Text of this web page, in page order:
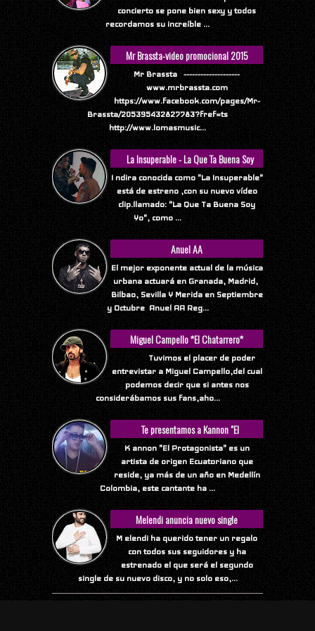
concierto se pone bien sexy y todos
recordamos su increíble ...
Mr Brassta-video promocional 2015
Mr Brassta --------------------
www.mrbrassta.com
https://www.facebook.com/pages/Mr-
Brassta/205395432827783?fref=ts
http://www.lomasmusic...
La Insuperable - La Que Ta Buena Soy
Yo
I ndira conocida como "La Insuperable"
está de estreno ,con su nuevo vídeo
clip.llamado: "La Que Ta Buena Soy
Yo", como ...
Anuel AA
El mejor exponente actual de la música
urbana actuará en Granada, Madrid,
Bilbao, Sevilla Y Merida en Septiembre
y Octubre Anuel AA Reg...
Miguel Campello *El Chatarrero*
Tuvimos el placer de poder
entrevistar a Miguel Campello,del cual
podemos decir que si antes nos
considerábamos sus fans,aho...
Te presentamos a Kannon "El
Protagonista"
K annon "El Protagonista" es un
artista de origen Ecuatoriano que
reside, ya más de un año en Medellín
Colombia, este cantante ha ...
Melendi anuncia nuevo single
M elendi ha querido tener un regalo
con todos sus seguidores y ha
estrenado el que será el segundo
single de su nuevo disco, y no solo eso,...